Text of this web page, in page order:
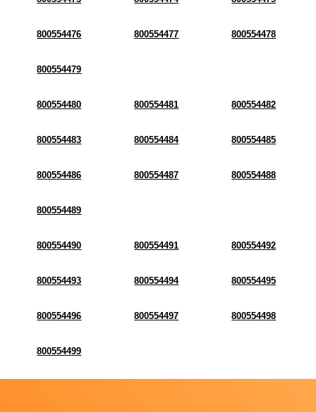
800554476 800554477 800554478
800554479
800554480 800554481 800554482
800554483 800554484 800554485
800554486 800554487 800554488
800554489
800554490 800554491 800554492
800554493 800554494 800554495
800554496 800554497 800554498
800554499